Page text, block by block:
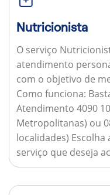
Nutricionista
O serviço
atendimento
com o objetivo de
Como funciona:
Atendimento 4090
Metropolitanas) ou
localidades) Escolha
serviço que deseja